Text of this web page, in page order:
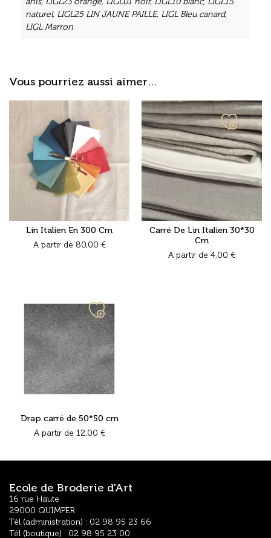
naturel, LIGL25 LIN JAUNE PAILLE, LIGL Bleu canard,
LIGL Marron
Vous pourriez aussi aimer…
Lin Italien En 300 Cm
A partir de 80,00 €
Ajouter
à
ma
liste
Carré De Lin Italien 30*30
Cm
A partir de 4,00 €
Ajouter
à
ma
liste
Drap carré de 50*50 cm
A partir de 12,00 €
Ajouter
à
ma
liste
Ecole de Broderie d'Art
16 rue Haute
29000 QUIMPER
Tél (administration) : 02 98 95 23 66
Tél (boutique) : 02 98 95 23 00